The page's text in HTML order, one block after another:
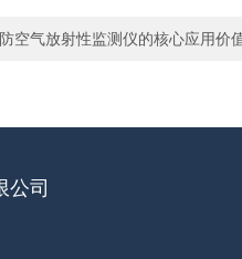
空气放射性监测仪的核心应用价
公司